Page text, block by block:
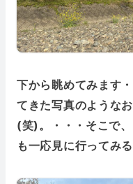
下から眺めてみます
てきた写真のような
(笑)。・・・そこで
も一応見に行ってみ